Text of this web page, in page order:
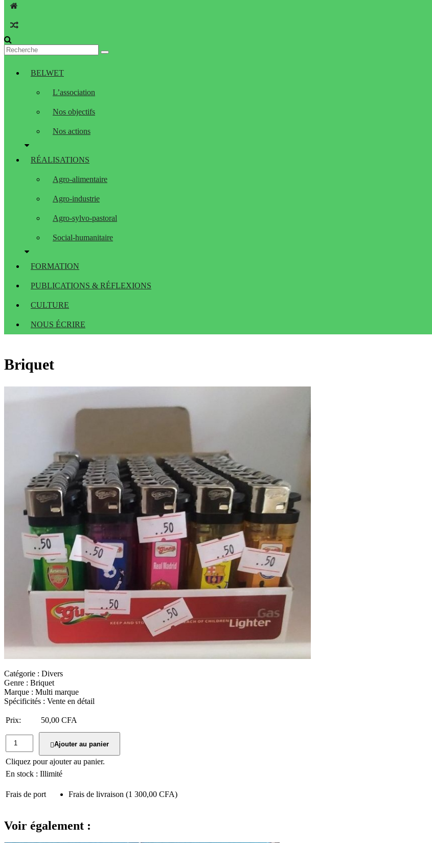
BELWET
L’association
Nos objectifs
Nos actions
RÉALISATIONS
Agro-alimentaire
Agro-industrie
Agro-sylvo-pastoral
Social-humanitaire
FORMATION
PUBLICATIONS & RÉFLEXIONS
CULTURE
NOUS ÉCRIRE
Briquet
Catégorie : Divers
Genre : Briquet
Marque : Multi marque
Spécificités : Vente en détail
Prix: 50,00 CFA
Ajouter au panier
Cliquez pour ajouter au panier.
En stock : Illimité
Frais de port Frais de livraison (1 300,00 CFA)
Voir également :